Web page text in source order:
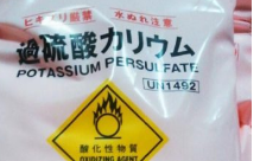
Add to
wishlist